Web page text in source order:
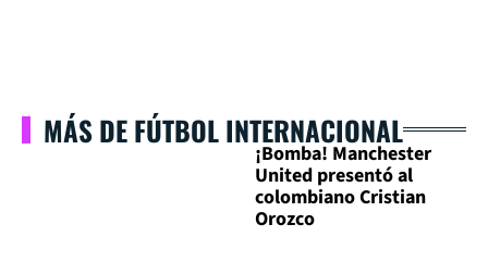
MÁS DE FÚTBOL INTERNACIONAL
¡Bomba! Manchester
United presentó al
colombiano Cristian
Orozco